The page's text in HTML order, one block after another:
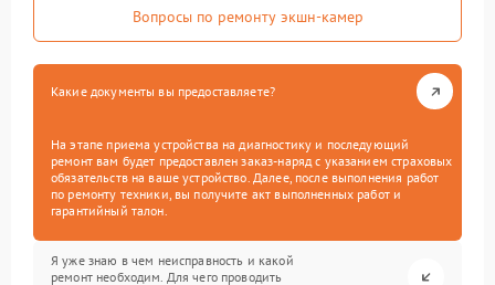
Вопросы по ремонту экшн-камер
Какие документы вы предоставляете?
На этапе приема устройства на диагностику и последующий
ремонт вам будет предоставлен заказ-наряд с указанием страховых
обязательств на ваше устройство. Далее, после выполнения работ
по ремонту техники, вы получите акт выполненных работ и
гарантийный талон.
Я уже знаю в чем неисправность и какой
ремонт необходим. Для чего проводить